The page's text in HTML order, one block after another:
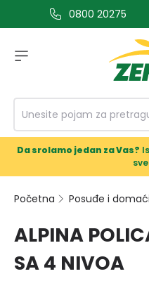
glavni sadržaj0800 20275
Da srolamo jedan za Vas?
sve
Početna Posuđe i
ALPINA
SA 4 NIVOA